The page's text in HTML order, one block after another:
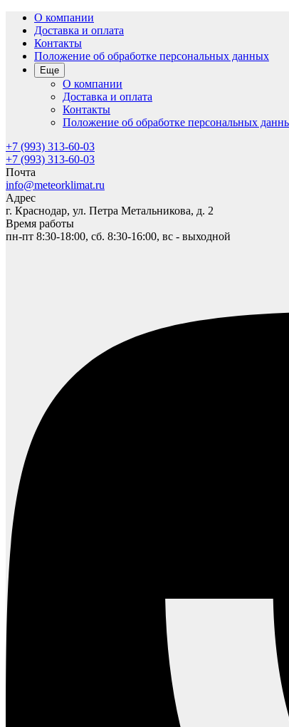
О компании
Доставка и оплата
Контакты
Положение об обработке персональных данных
Еще
О компании
Доставка и оплата
Контакты
Положение об обработке персональных
+7 (993) 313-60-03
+7 (993) 313-60-03
Почта
info@meteorklimat.ru
Адрес
г. Краснодар, ул. Петра Метальникова, д. 2
Время работы
пн-пт 8:30-18:00, сб. 8:30-16:00, вс - выходной